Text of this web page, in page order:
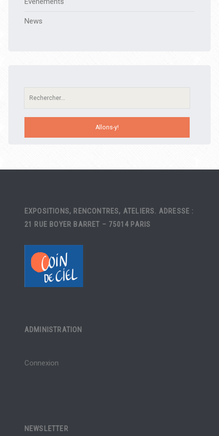
News
Recherche:
EXPOSITIONS, RENCONTRES, ATELIERS. ADRESSE :
21 RUE BOYER BARRET – 75014 PARIS
ADMINISTRATION
Connexion
NEWSLETTER